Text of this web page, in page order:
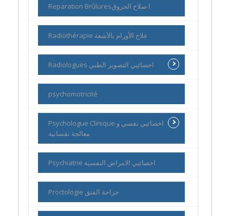
Reparation Brûluresا صلاح الحروق
Radiothérapie علاج الأورام بالأشعة
Radiologues اخصائيي التصوير الطبي
psychomotricité
Psychologue Clinique اخصائيي نفسي و
معالجة نفسانية
Psychiatrie اخصائيي الامراض النفسية
Proctologie جراحة الفتق